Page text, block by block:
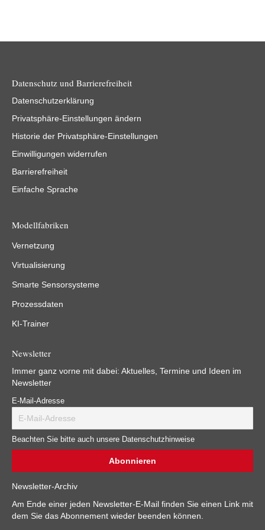
Datenschutz und Barrierefreiheit
Datenschutzerklärung
Privatsphäre-Einstellungen ändern
Historie der Privatsphäre-Einstellungen
Einwilligungen widerrufen
Barrierefreiheit
Einfache Sprache
Modellfabriken
Vernetzung
Virtualisierung
Smarte Sensorsysteme
Prozessdaten
KI-Trainer
Newsletter
Immer ganz vorne mit dabei: Aktuelles, Termine und Ideen im
Newsletter
E-Mail-Adresse
Beachten Sie bitte auch unsere Datenschutzhinweise
Newsletter-Archiv
Am Ende einer jeden Newsletter-E-Mail finden Sie einen Link mit
dem Sie das Abonnement wieder beenden können.